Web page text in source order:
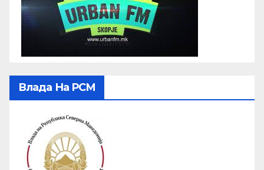
Влада На РСМ